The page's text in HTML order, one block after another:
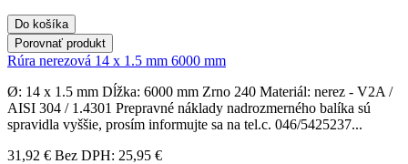
Do košíka
Porovnať produkt
Rúra nerezová 14 x 1.5 mm 6000 mm
Ø: 14 x 1.5 mm Dĺžka: 6000 mm Zrno 240 Materiál: nerez - V2A /
AISI 304 / 1.4301 Prepravné náklady nadrozmerného balíka sú
spravidla vyššie, prosím informujte sa na tel.c. 046/5425237...
31,92 € Bez DPH: 25,95 €